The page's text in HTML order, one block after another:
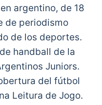
argentino, de 18
de periodismo
de los deportes.
handball de la
Juniors.
del fútbol
Leitura de Jogo.